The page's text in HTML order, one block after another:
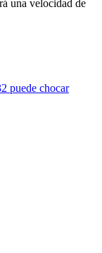
una velocidad de
puede chocar